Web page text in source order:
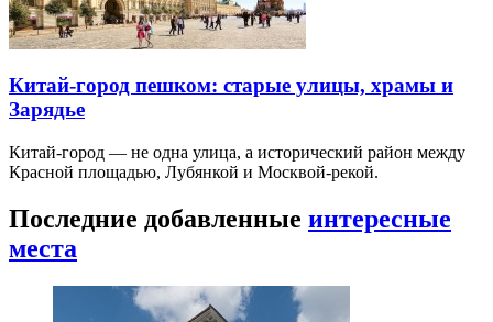
Китай-город пешком: старые улицы, храмы и
Зарядье
Китай-город — не одна улица, а исторический район между
Красной площадью, Лубянкой и Москвой-рекой.
Последние добавленные интересные
места